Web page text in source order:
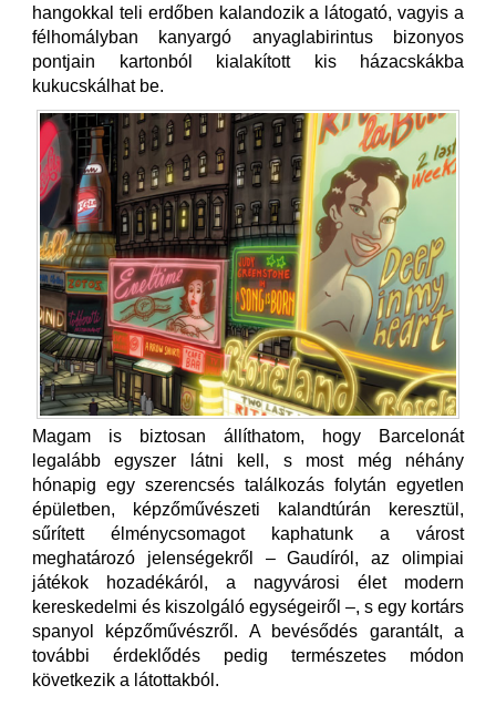
hangokkal teli erdőben kalandozik a látogató, vagyis a
félhomályban kanyargó anyaglabirintus bizonyos
pontjain kartonból kialakított kis házacskákba
kukucskálhat be.
Magam is biztosan állíthatom, hogy Barcelonát
legalább egyszer látni kell, s most még néhány
hónapig egy szerencsés találkozás folytán egyetlen
épületben, képzőművészeti kalandtúrán keresztül,
sűrített élménycsomagot kaphatunk a várost
meghatározó jelenségekről – Gaudíról, az olimpiai
játékok hozadékáról, a nagyvárosi élet modern
kereskedelmi és kiszolgáló egységeiről –, s egy kortárs
spanyol képzőművészről. A bevésődés garantált, a
további érdeklődés pedig természetes módon
következik a látottakból.